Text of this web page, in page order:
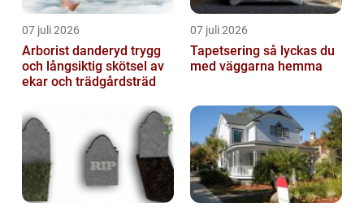
07 juli 2026
Arborist danderyd trygg
och långsiktig skötsel av
ekar och trädgårdsträd
07 juli 2026
Tapetsering så lyckas du
med väggarna hemma